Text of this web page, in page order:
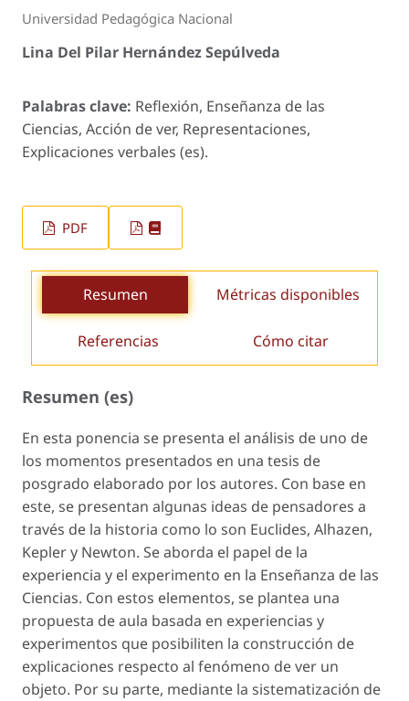
Universidad Pedagógica Nacional
Lina Del Pilar Hernández Sepúlveda
Palabras clave: Reflexión, Enseñanza de las
Ciencias, Acción de ver, Representaciones,
Explicaciones verbales (es).
PDF
Resumen Métricas disponibles
Referencias Cómo citar
Resumen (es)
En esta ponencia se presenta el análisis de uno de
los momentos presentados en una tesis de
posgrado elaborado por los autores. Con base en
este, se presentan algunas ideas de pensadores a
través de la historia como lo son Euclides, Alhazen,
Kepler y Newton. Se aborda el papel de la
experiencia y el experimento en la Enseñanza de las
Ciencias. Con estos elementos, se plantea una
propuesta de aula basada en experiencias y
experimentos que posibiliten la construcción de
explicaciones respecto al fenómeno de ver un
objeto. Por su parte, mediante la sistematización de